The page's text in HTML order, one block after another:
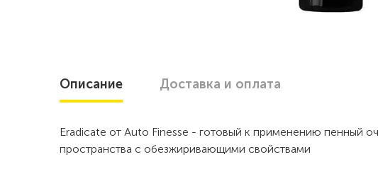
Описание Доставка и оплата
Eradicate от Auto Finesse - готовый к применению пенный
пространства с обезжиривающими свойствами